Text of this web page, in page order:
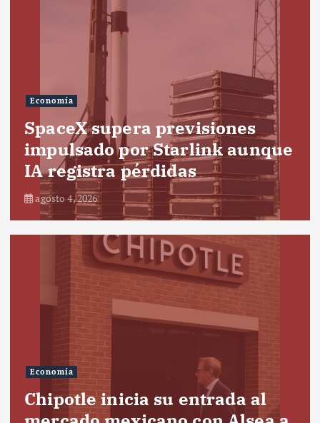
Economía
SpaceX supera previsiones
impulsado por Starlink aunque
IA registra pérdidas
agosto 4, 2026
Economía
Chipotle inicia su entrada al